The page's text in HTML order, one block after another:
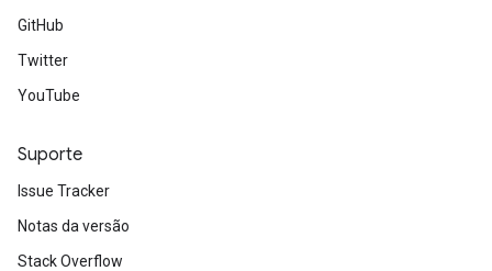
GitHub
Twitter
YouTube
Suporte
Issue Tracker
Notas da versão
Stack Overflow